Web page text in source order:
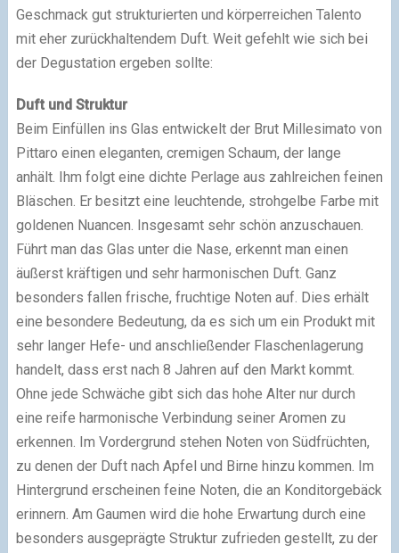
Geschmack gut strukturierten und körperreichen Talento
mit eher zurückhaltendem Duft. Weit gefehlt wie sich bei
der Degustation ergeben sollte:
Duft und Struktur
Beim Einfüllen ins Glas entwickelt der Brut Millesimato von
Pittaro einen eleganten, cremigen Schaum, der lange
anhält. Ihm folgt eine dichte Perlage aus zahlreichen feinen
Bläschen. Er besitzt eine leuchtende, strohgelbe Farbe mit
goldenen Nuancen. Insgesamt sehr schön anzuschauen.
Führt man das Glas unter die Nase, erkennt man einen
äußerst kräftigen und sehr harmonischen Duft. Ganz
besonders fallen frische, fruchtige Noten auf. Dies erhält
eine besondere Bedeutung, da es sich um ein Produkt mit
sehr langer Hefe- und anschließender Flaschenlagerung
handelt, dass erst nach 8 Jahren auf den Markt kommt.
Ohne jede Schwäche gibt sich das hohe Alter nur durch
eine reife harmonische Verbindung seiner Aromen zu
erkennen. Im Vordergrund stehen Noten von Südfrüchten,
zu denen der Duft nach Apfel und Birne hinzu kommen. Im
Hintergrund erscheinen feine Noten, die an Konditorgebäck
erinnern. Am Gaumen wird die hohe Erwartung durch eine
besonders ausgeprägte Struktur zufrieden gestellt, zu der